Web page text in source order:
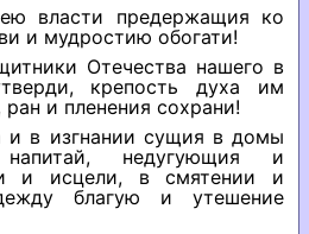
власти предержащия ко
и мудростию обогати!
Отечества нашего в
крепость духа им
и пленения сохрани!
и в изгнании сущия в домы
недугующия и
и исцели, в смятении и
благую и утешение